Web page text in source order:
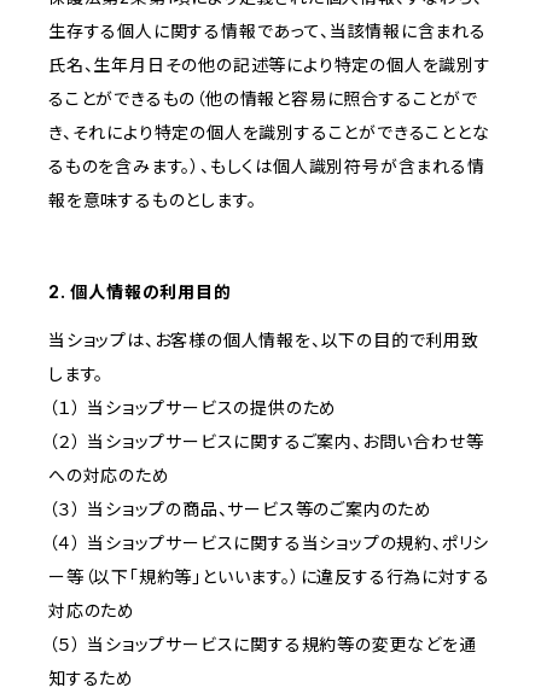
生存する個人に関する情報であって、当該情報に含まれる
氏名、生年月日その他の記述等により特定の個人を識別す
ることができるもの（他の情報と容易に照合することがで
き、それにより特定の個人を識別することができることとな
るものを含みます。）、もしくは個人識別符号が含まれる情
報を意味するものとします。
2. 個人情報の利用目的
当ショップは、お客様の個人情報を、以下の目的で利用致
します。
（１） 当ショップサービスの提供のため
（２） 当ショップサービスに関するご案内、お問い合わせ等
への対応のため
（３） 当ショップの商品、サービス等のご案内のため
（４） 当ショップサービスに関する当ショップの規約、ポリシ
ー等（以下「規約等」といいます。）に違反する行為に対する
対応のため
（５） 当ショップサービスに関する規約等の変更などを通
知するため